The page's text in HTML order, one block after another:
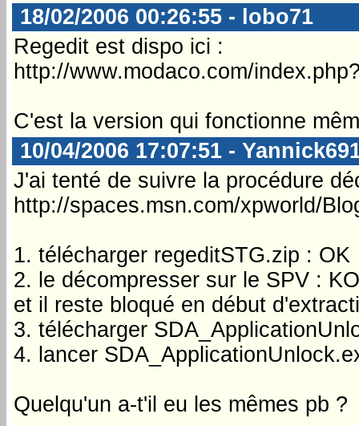
18/02/2006 00:26:55 - lobo71
Regedit est dispo ici :
http://www.modaco.com/
C'est la version qui fonctionne
10/04/2006 17:07:51 -
J'ai tenté de suivre la procédure
http://spaces.msn.com/xpworld/
1. télécharger regeditSTG.zip : OK
2. le décompresser sur le SPV :
et il reste bloqué en début
3. télécharger
4. lancer
Quelqu'un a-t'il eu les mêmes pb ?